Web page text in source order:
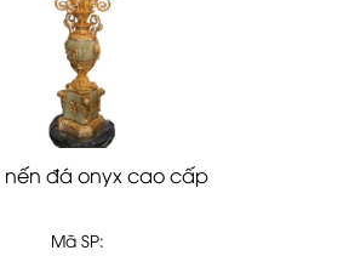
đá onyx cao cấp
Mã SP: